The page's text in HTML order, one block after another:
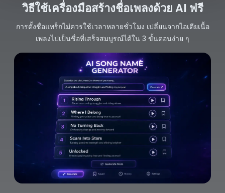
วิธีใช้เครื่องมือสร้างชื่อเพลงด้วย AI ฟรี
การตั้งชื่อแทร็กไม่ควรใช้เวลาหลายชั่วโมง เปลี่ยนจากไอเดียเนื้อ
เพลงไปเป็นชื่อที่เสร็จสมบูรณ์ได้ใน 3 ขั้นตอนง่าย ๆ